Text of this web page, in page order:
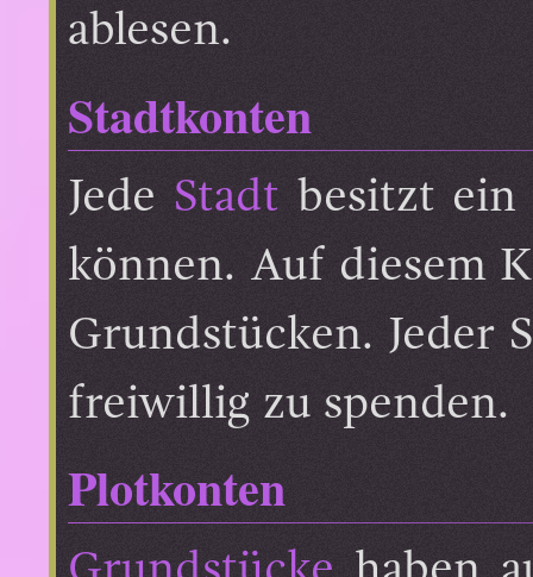
ablesen.
Stadtkonten
Jede Stadt besitzt ein
können. Auf diesem
Grundstücken. Jeder
freiwillig zu spenden.
Plotkonten